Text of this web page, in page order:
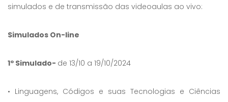
simulados e de transmissão das videoaulas ao vivo:
Simulados On-line
1º Simulado- de 13/10 a 19/10/2024
• Linguagens, Códigos e suas Tecnologias e Ciências